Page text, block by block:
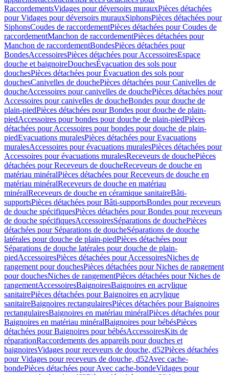
RaccordementsVidages pour déversoirs murauxPièces détachées
pour Vidages pour déversoirs murauxSiphonsPièces détachées pour
SiphonsCoudes de raccordementPièces détachées pour Coudes de
raccordementManchon de raccordementPièces détachées pour
Manchon de raccordementBondesPièces détachées pour
BondesAccessoiresPièces détachées pour AccessoiresEspace
douche et baignoireDouchesÉvacuation des sols pour
douchesPièces détachées pour Évacuation des sols pour
douchesCanivelles de douchePièces détachées pour Canivelles de
doucheAccessoires pour canivelles de douchePièces détachées pour
Accessoires pour canivelles de doucheBondes pour douche de
plain-piedPièces détachées pour Bondes pour douche de plain-
piedAccessoires pour bondes pour douche de plain-piedPièces
détachées pour Accessoires pour bondes pour douche de plain-
piedEvacuations muralesPièces détachées pour Evacuations
muralesAccessoires pour évacuations muralesPièces détachées pour
Accessoires pour évacuations muralesReceveurs de douchePièces
détachées pour Receveurs de doucheReceveurs de douche en
matériau minéralPièces détachées pour Receveurs de douche en
matériau minéralReceveurs de douche en matériau
minéralReceveurs de douche en céramique sanitaireBâti-
supportsPièces détachées pour Bâti-supportsBondes pour receveurs
de douche spécifiquesPièces détachées pour Bondes pour receveurs
de douche spécifiquesAccessoiresSéparations de douchePièces
détachées pour Séparations de doucheSéparations de douche
latérales pour douche de plain-piedPièces détachées pour
Séparations de douche latérales pour douche de plain-
piedAccessoiresPièces détachées pour AccessoiresNiches de
rangement pour douchesPièces détachées pour Niches de rangement
pour douchesNiches de rangementPièces détachées pour Niches de
rangementAccessoiresBaignoiresBaignoires en acrylique
sanitairePièces détachées pour Baignoires en acrylique
sanitaireBaignoires rectangulairesPièces détachées pour Baignoires
rectangulairesBaignoires en matériau minéralPièces détachées pour
Baignoires en matériau minéralBaignoires pour bébésPièces
détachées pour Baignoires pour bébésAccessoiresKits de
réparationRaccordements des appareils pour douches et
baignoiresVidages pour receveurs de douche, d52Pièces détachées
pour Vidages pour receveurs de douche, d52Avec cache-
bondePièces détachées pour Avec cache-bondeVidages pour